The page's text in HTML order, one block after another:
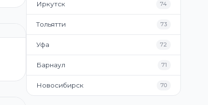
Иркутск 74
Тольятти 73
Уфа 72
Барнаул 71
Новосибирск 70